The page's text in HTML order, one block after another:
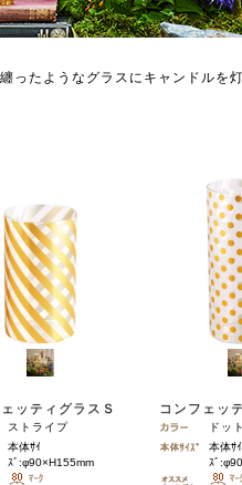
ったようなグラスにキャンドルを
ッティグラスＳ
ストライプ
本体ｻｲ
ｽﾞ:φ90×H155mm
コンフェッ
ドット
本体ｻｲ
ｽﾞ